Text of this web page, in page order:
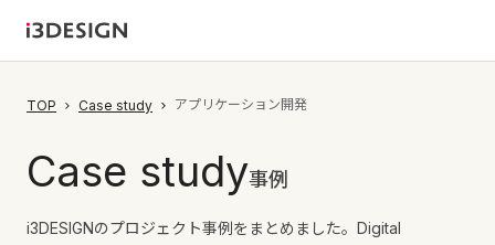
TOP Case study アプリケーション開発
Case study事例
i3DESIGNのプロジェクト事例をまとめました。Digital